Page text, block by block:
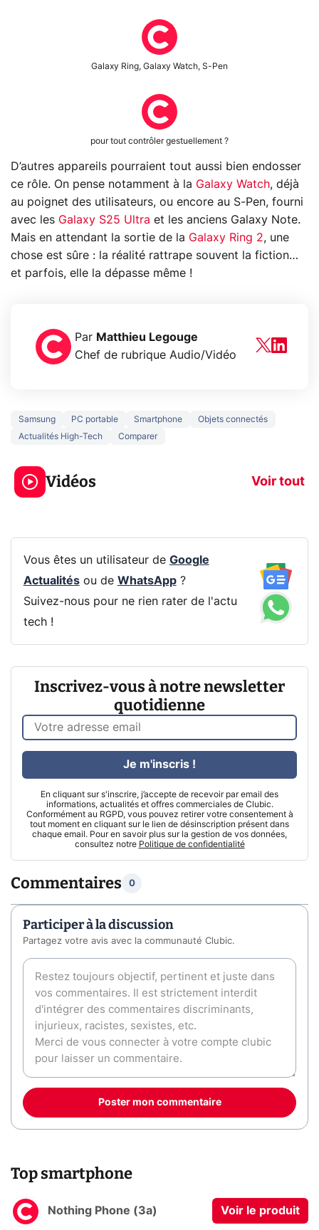
Galaxy Ring, Galaxy Watch, S-Pen
pour tout contrôler gestuellement ?
D’autres appareils pourraient tout aussi bien endosser
ce rôle. On pense notamment à la Galaxy Watch, déjà
au poignet des utilisateurs, ou encore au S-Pen, fourni
avec les Galaxy S25 Ultra et les anciens Galaxy Note.
Mais en attendant la sortie de la Galaxy Ring 2, une
chose est sûre : la réalité rattrape souvent la fiction…
et parfois, elle la dépasse même !
Par Matthieu Legouge
Chef de rubrique Audio/Vidéo
Samsung PC portable Smartphone
Objets connectés
Actualités High-Tech
Comparer
Vidéos Voir tout
3 écrans en 1 pour
319€ ? Voici L'AOC
CQ32G4ZA !
prochaine
Vous êtes un utilisateur de Google
Actualitésou de WhatsApp?
Suivez-nous pour ne rien rater de l'actu
tech !
Inscrivez-vous à notre newsletter
quotidienne
En cliquant sur s'inscrire, j’accepte de recevoir par email des
informations, actualités et offres commerciales de Clubic.
Conformément au RGPD, vous pouvez retirer votre consentement à
tout moment en cliquant sur le lien de désinscription présent dans
chaque email. Pour en savoir plus sur la gestion de vos données,
consultez notre Politique de confidentialité
Je m'inscris !
Commentaires 0
Participer à la discussion
Partagez votre avis avec la communauté Clubic.
Poster mon commentaire
Top smartphone
Nothing Phone (3a) Voir le produit